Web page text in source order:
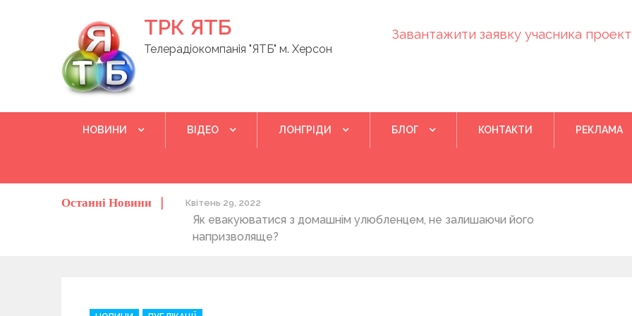
ТРК ЯТБ
Телерадіокомпанія "ЯТБ" м. Херсон
Завантажити заявку учасника
НОВИНИ ВІДЕО ЛОНГРІДИ БЛОГ КОНТАКТИ РЕКЛАМА
Останні Новини
та жителів області Квітень 29, 2022
Як евакуюватися з домашнім улюбленцем, не залишаючи його
напризволяще?
C